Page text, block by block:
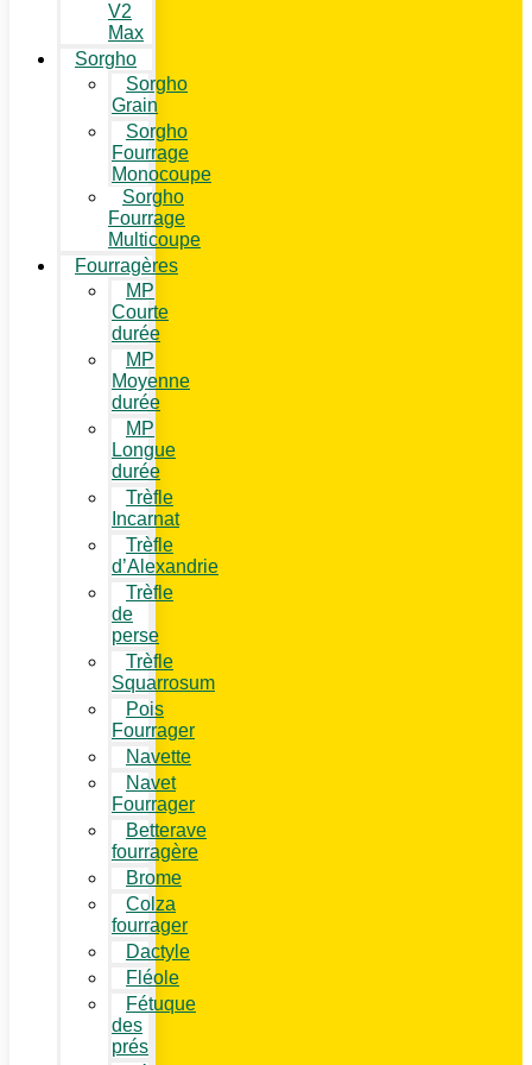
V2
Max
Sorgho
Sorgho
Grain
Sorgho
Fourrage
Monocoupe
Sorgho
Fourrage
Multicoupe
Fourragères
MP
Courte
durée
MP
Moyenne
durée
MP
Longue
durée
Trèfle
Incarnat
Trèfle
d’Alexandrie
Trèfle
de
perse
Trèfle
Squarrosum
Pois
Fourrager
Navette
Navet
Fourrager
Betterave
fourragère
Brome
Colza
fourrager
Dactyle
Fléole
Fétuque
des
prés